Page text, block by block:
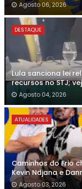
Agosto 06, 2026
DESTAQUE
Lula sanciona lei
recursos no STJ;
Agosto 04, 2026
ATUALIDADES
Caminhos do Frio
Kevin Ndjana e
Agosto 03, 2026